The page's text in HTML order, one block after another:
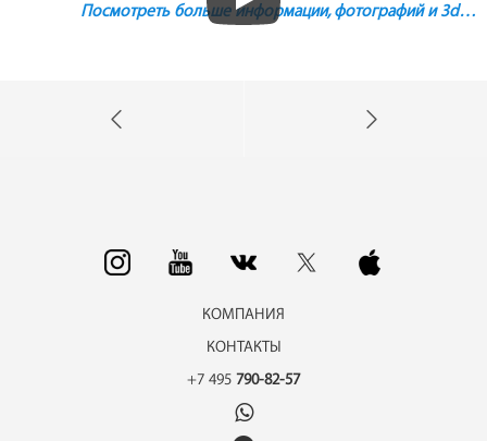
Посмотреть больше информации, фотографий и 3d…
КОМПАНИЯ
КОНТАКТЫ
+7 495 790-82-57